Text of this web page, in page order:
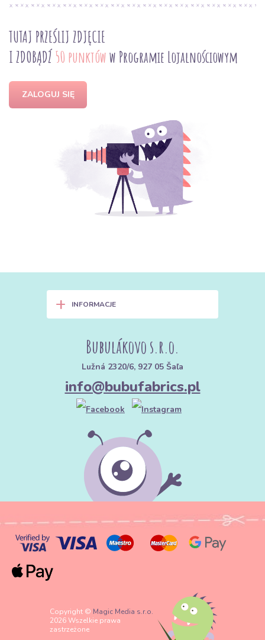
TUTAJ PRZEŚLIJ ZDJĘCIE
I ZDOBĄDŹ 50 punktóww Programie Lojalnościowym
ZALOGUJ SIĘ
+ INFORMACJE
Bubulákovo s.r.o.
Lužná 2320/6, 927 05 Šaľa
info@bubufabrics.pl
Copyright © Magic Media s.r.o.
2026 Wszelkie prawa
zastrzeżone